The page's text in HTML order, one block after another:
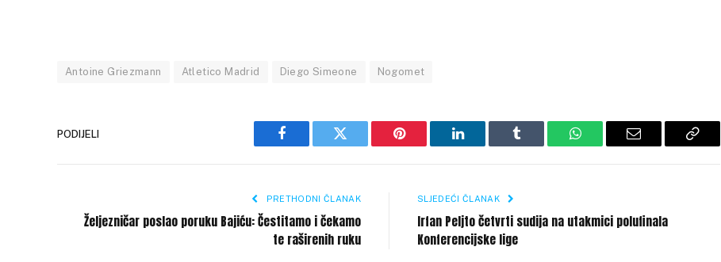
Antoine Griezmann Atletico Madrid Diego Simeone Nogomet
PODIJELI
Facebook Twitter Pinterest LinkedIn Tumblr WhatsAppEmail
Copy
PRETHODNI ČLANAK
Željezničar poslao poruku Bajiću: Čestitamo i čekamo
te raširenih ruku
SLJEDEĆI ČLANAK
Irfan Peljto četvrti sudija na utakmici polufinala
Konferencijske lige